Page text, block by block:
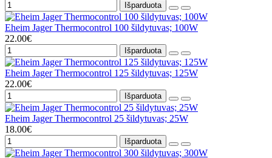
Išparduota
Eheim Jager Thermocontrol 100 šildytuvas; 100W
22.00€
Išparduota
Eheim Jager Thermocontrol 125 šildytuvas; 125W
22.00€
Išparduota
Eheim Jager Thermocontrol 25 šildytuvas; 25W
18.00€
Išparduota